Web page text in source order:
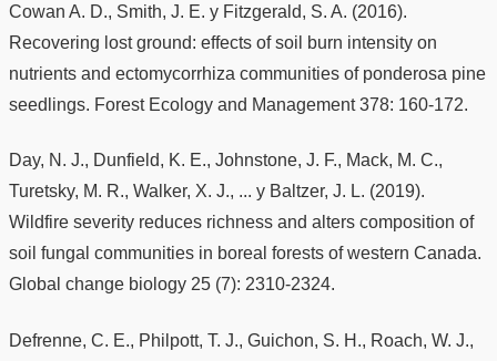
Cowan A. D., Smith, J. E. y Fitzgerald, S. A. (2016).
Recovering lost ground: effects of soil burn intensity on
nutrients and ectomycorrhiza communities of ponderosa pine
seedlings. Forest Ecology and Management 378: 160-172.
Day, N. J., Dunfield, K. E., Johnstone, J. F., Mack, M. C.,
Turetsky, M. R., Walker, X. J., ... y Baltzer, J. L. (2019).
Wildfire severity reduces richness and alters composition of
soil fungal communities in boreal forests of western Canada.
Global change biology 25 (7): 2310-2324.
Defrenne, C. E., Philpott, T. J., Guichon, S. H., Roach, W. J.,